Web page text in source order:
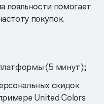
лояльности помогает
покупок.
(5 минут);
скидок
United Colors